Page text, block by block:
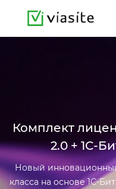
Комплект
2.0 + 1С-
Новый
класса на основе 1С-